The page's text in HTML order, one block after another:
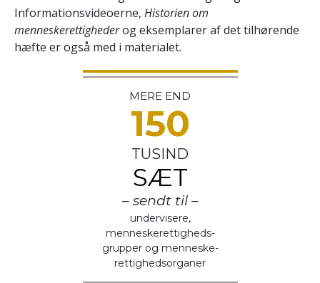
Informationsvideoerne, Historien om
menneskerettighederog eksemplarer af det tilhørende
hæfte er også med i materialet.
MERE END
150
TUSIND
SÆT
– sendt til –
undervisere,
menneskerettigheds­
grupper og menneske­
rettigheds­organer